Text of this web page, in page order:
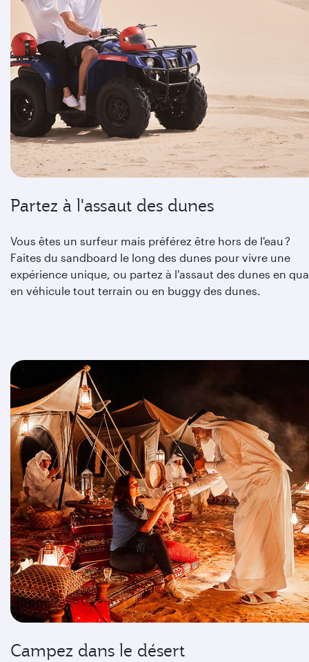
Partez à l'assaut des dunes
Vous êtes un surfeur mais préférez être hors de l'eau ?
Faites du sandboard le long des dunes pour vivre une
expérience unique, ou partez à l'assaut des dunes en
en véhicule tout terrain ou en buggy des dunes.
Campez dans le désert